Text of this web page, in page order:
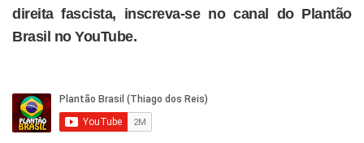
direita fascista, inscreva-se no canal do Plantão
Brasil no YouTube.